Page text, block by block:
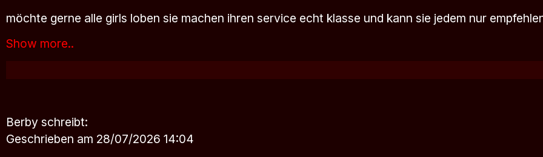
möchte gerne alle girls loben sie machen ihren service echt klasse und kann sie jedem nur
Show more..
Berby schreibt:
Geschrieben am 28/07/2026 14:04